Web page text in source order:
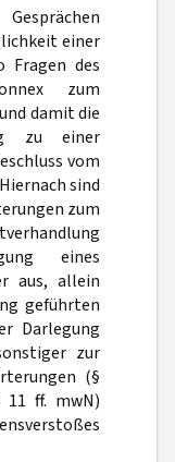
einer
Fragen des
zum
damit die
zu einer
vom
sind
zum
eines
aus, allein
geführten
Darlegung
zur
(§
11 ff. mwN)